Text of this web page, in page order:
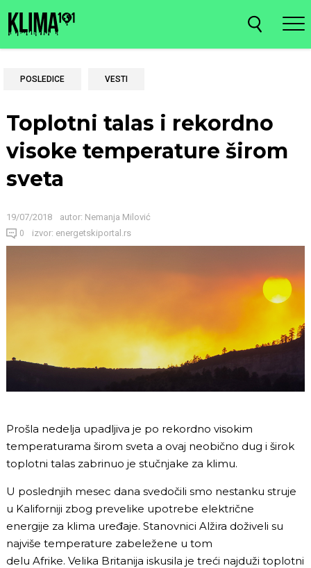
POSLEDICE VESTI
Toplotni talas i rekordno
visoke temperature širom
sveta
19/07/2018 autor: Nemanja Milović
0 izvor: energetskiportal.rs
Prošla nedelja upadljiva je po rekordno visokim
temperaturama širom sveta a ovaj neobično dug i širok
toplotni talas zabrinuo je stučnjake za klimu.
U poslednjih mesec dana svedočili smo nestanku struje
u Kaliforniji zbog prevelike upotrebe električne
energije za klima uređaje. Stanovnici Alžira doživeli su
najviše temperature zabeležene u tom
delu Afrike. Velika Britanija iskusila je treći najduži toplotni